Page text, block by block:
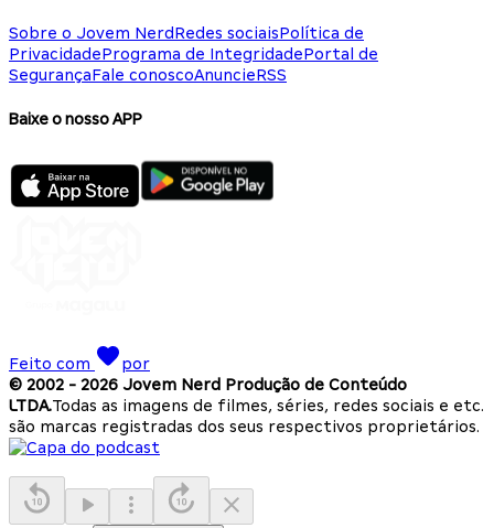
Sobre o Jovem NerdRedes sociaisPolítica de
PrivacidadePrograma de IntegridadePortal de
SegurançaFale conoscoAnuncieRSS
Baixe o nosso APP
Feito com
por
© 2002 - 2026 Jovem Nerd Produção de Conteúdo
LTDA.Todas as imagens de filmes, séries, redes sociais e etc.
são marcas registradas dos seus respectivos proprietários.